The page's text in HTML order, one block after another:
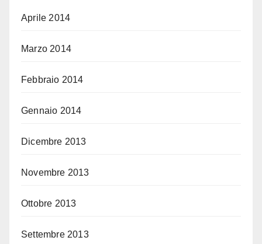
Aprile 2014
Marzo 2014
Febbraio 2014
Gennaio 2014
Dicembre 2013
Novembre 2013
Ottobre 2013
Settembre 2013